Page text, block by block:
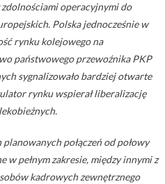
zdolnościami operacyjnymi do
Polska jednocześnie w
rynku kolejowego na
państwowego przewoźnika PKP
sygnalizowało bardziej otwarte
rynku wspierał liberalizację
połączeń od połowy
w pełnym zakresie, między innymi z
kadrowych zewnętrznego